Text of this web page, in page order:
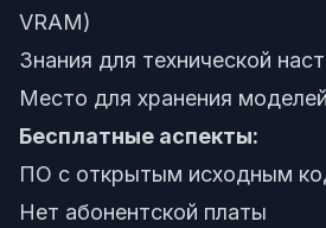
VRAM)
Знания для технической
Место для хранения моделей
Бесплатные аспекты:
ПО с открытым исходным
Нет абонентской платы